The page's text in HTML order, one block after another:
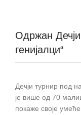
Одржан
генијалци“
Дечји турнир под
је више од 70
покаже своје